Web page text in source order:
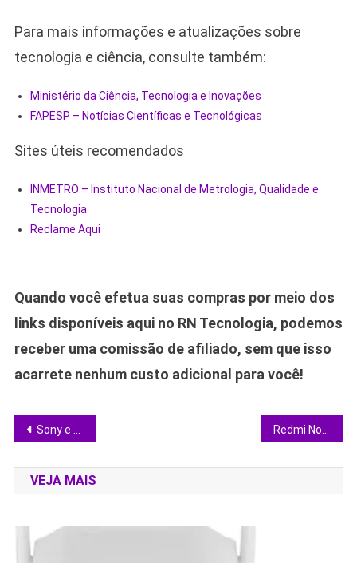
Para mais informações e atualizações sobre
tecnologia e ciência, consulte também:
Ministério da Ciência, Tecnologia e Inovações
FAPESP – Notícias Científicas e Tecnológicas
Sites úteis recomendados
INMETRO – Instituto Nacional de Metrologia, Qualidade e
Tecnologia
Reclame Aqui
Quando você efetua suas compras por meio dos
links disponíveis aqui no RN Tecnologia, podemos
receber uma comissão de afiliado, sem que isso
acarrete nenhum custo adicional para você!
Navegação
de
Post
Sony e TCL prometem TVs Bravia e soundbars mais baratas: entenda o impacto
VEJA MAIS